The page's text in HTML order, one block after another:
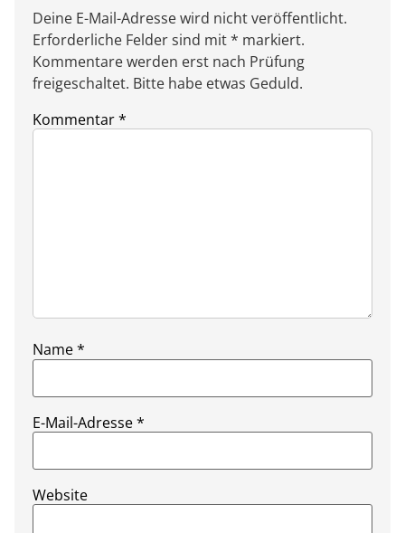
Deine E-Mail-Adresse wird nicht veröffentlicht.
Erforderliche Felder sind mit * markiert.
Kommentare werden erst nach Prüfung
freigeschaltet. Bitte habe etwas Geduld.
Kommentar*
Name*
E-Mail-Adresse*
Website